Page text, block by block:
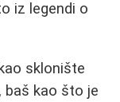
sklonište
baš kao što je